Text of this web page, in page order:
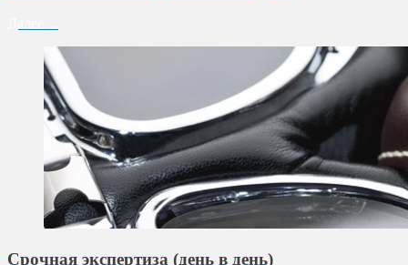
Срочная экспертиза (день в день)